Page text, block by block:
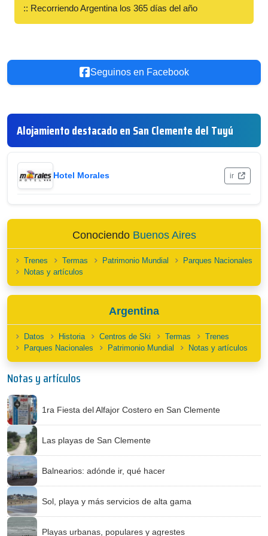
:: Recorriendo Argentina los 365 días del año
Seguinos en Facebook
Alojamiento destacado en San Clemente del Tuyú
Hotel Morales ir
Conociendo Buenos Aires
Trenes Termas Patrimonio Mundial
Parques Nacionales
Notas y artículos
Argentina
Datos Historia Centros de Ski Termas
Trenes
Parques Nacionales
Patrimonio Mundial Notas y artículos
Notas y artículos
1ra Fiesta del Alfajor Costero en San Clemente
Las playas de San Clemente
Balnearios: adónde ir, qué hacer
Sol, playa y más servicios de alta gama
Playas urbanas, populares y agrestes